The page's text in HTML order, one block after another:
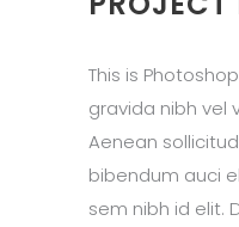
This is
gravida nibh vel
Aenean
bibendum auci
sem nibh id elit.